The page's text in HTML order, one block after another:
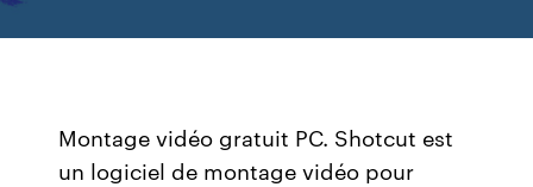
Montage vidéo gratuit PC. Shotcut est
un logiciel de montage vidéo pour